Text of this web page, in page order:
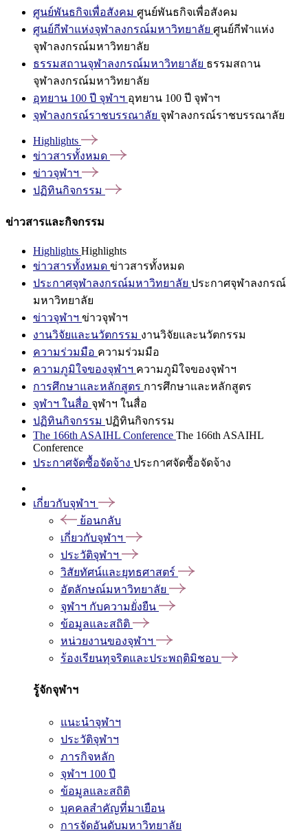
ศูนย์พันธกิจเพื่อสังคม ศูนย์พันธกิจเพื่อสังคม
ศูนย์กีฬาแห่งจุฬาลงกรณ์มหาวิทยาลัย ศูนย์กีฬาแห่ง
จุฬาลงกรณ์มหาวิทยาลัย
ธรรมสถานจุฬาลงกรณ์มหาวิทยาลัย ธรรมสถาน
จุฬาลงกรณ์มหาวิทยาลัย
อุทยาน 100 ปี จุฬาฯ อุทยาน 100 ปี จุฬาฯ
จุฬาลงกรณ์ราชบรรณาลัย จุฬาลงกรณ์ราชบรรณาลัย
Highlights
ข่าวสารทั้งหมด
ข่าวจุฬาฯ
ปฏิทินกิจกรรม
ข่าวสารและกิจกรรม
Highlights Highlights
ข่าวสารทั้งหมด ข่าวสารทั้งหมด
ประกาศจุฬาลงกรณ์มหาวิทยาลัย ประกาศจุฬาลงกรณ์
มหาวิทยาลัย
ข่าวจุฬาฯ ข่าวจุฬาฯ
งานวิจัยและนวัตกรรม งานวิจัยและนวัตกรรม
ความร่วมมือ ความร่วมมือ
ความภูมิใจของจุฬาฯ ความภูมิใจของจุฬาฯ
การศึกษาและหลักสูตร การศึกษาและหลักสูตร
จุฬาฯ ในสื่อ จุฬาฯ ในสื่อ
ปฏิทินกิจกรรม ปฏิทินกิจกรรม
The 166th ASAIHL Conference The 166th ASAIHL
Conference
ประกาศจัดซื้อจัดจ้าง ประกาศจัดซื้อจัดจ้าง
เกี่ยวกับจุฬาฯ
ย้อนกลับ
เกี่ยวกับจุฬาฯ
ประวัติจุฬาฯ
วิสัยทัศน์และยุทธศาสตร์
อัตลักษณ์มหาวิทยาลัย
จุฬาฯ กับความยั่งยืน
ข้อมูลและสถิติ
หน่วยงานของจุฬาฯ
ร้องเรียนทุจริตและประพฤติมิชอบ
รู้จักจุฬาฯ
แนะนำจุฬาฯ
ประวัติจุฬาฯ
ภารกิจหลัก
จุฬาฯ 100 ปี
ข้อมูลและสถิติ
บุคคลสำคัญที่มาเยือน
การจัดอันดับมหาวิทยาลัย